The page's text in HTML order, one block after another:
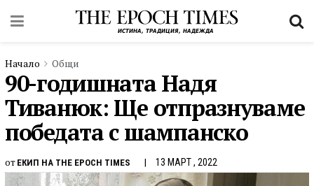
Начало Общи
90-годишната Надя
Тиванюк: Ще отпразнуваме
победата с шампанско
от ЕКИП НА THE EPOCH TIMES 13 МАРТ , 2022